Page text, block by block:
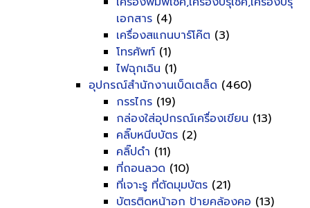
เอกสาร (4)
เครื่องสแกนบาร์โค๊ต (3)
โทรศัพท์ (1)
ไฟฉุกเฉิน (1)
อุปกรณ์สำนักงานเบ็ดเตล็ด (460)
กรรไกร (19)
กล่องใส่อุปกรณ์เครื่องเขียน (13)
คลิ๊บหนีบบัตร (2)
คลิ๊ปดำ (11)
ที่ถอนลวด (10)
ที่เจาะรู ที่ตัดมุมบัตร (21)
บัตรติดหน้าอก ป้ายคล้องคอ (13)